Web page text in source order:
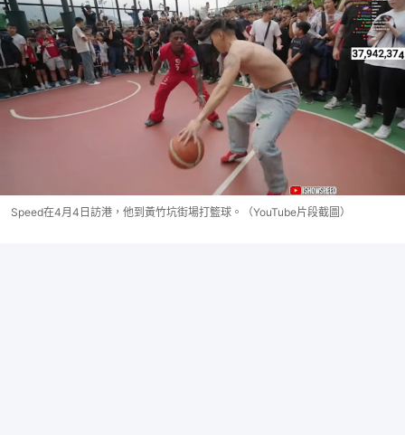
Speed在4月4日訪港，他到黃竹坑街場打籃球。（YouTube片段截圖）